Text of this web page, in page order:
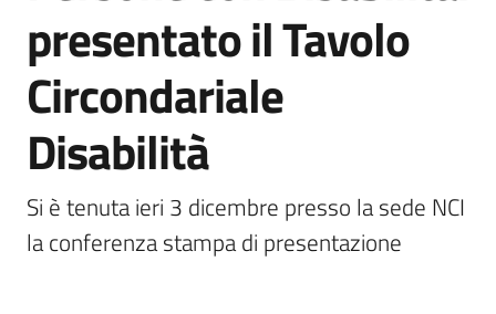
5x1000
on-
line
presentato il Tavolo
Circondariale
Disabilità
Si è tenuta ieri 3 dicembre presso la sede NCI
la conferenza stampa di presentazione